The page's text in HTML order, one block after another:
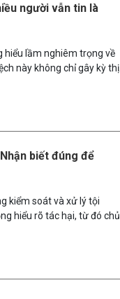
người vẫn tin là
hiểu lầm nghiêm trọng về
này không chỉ gây kỳ thị
biết đúng để
kiểm soát và xử lý tội
hiểu rõ tác hại, từ đó chủ